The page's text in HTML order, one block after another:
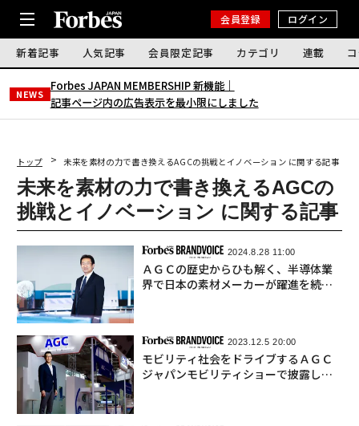
会員登録 ログイン
新着記事 人気記事 会員限定記事 カテゴリ 連載
NEWS
Forbes JAPAN MEMBERSHIP 新機能｜
記事ページ内の広告表示を最小限にしました
トップ 未来を素材の力で書き換えるAGCの挑戦とイノベーション に関する記事
未来を素材の力で書き換えるAGCの
挑戦とイノベーション に関する記事
2024.8.28 11:00
ＡＧＣの歴史からひも解く、半導体業
界で日本の素材メーカーが躍進を続け
2023.12.5 20:00
モビリティ社会をドライブするＡＧＣ
ジャパンモビリティショーで披露した